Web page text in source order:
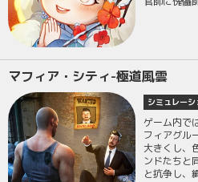
マフィア・シティ-極道風雲
シミュレーシ
ゲーム内で
フィアグル
大きくし、
ンドたちと
と抗争し、